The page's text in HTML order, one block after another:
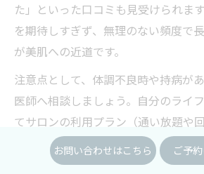
た」といった口コミも見受けられま
を期待しすぎず、無理のない頻度で
が美肌への近道です。
注意点として、体調不良時や持病が
医師へ相談しましょう。自分のライ
てサロンの利用プラン（通い放題や
と、無理なく続けやすいのもポイン
お問い合わせはこちら ご予